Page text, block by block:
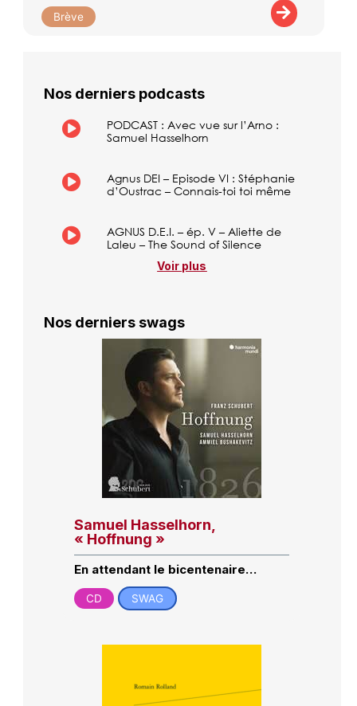
Brève
Nos derniers podcasts
PODCAST : Avec vue sur l’Arno :
Samuel Hasselhorn
Agnus DEI – Episode VI : Stéphanie
d’Oustrac – Connais-toi toi même
AGNUS D.E.I. – ép. V – Aliette de
Laleu – The Sound of Silence
Voir plus
Nos derniers swags
Samuel Hasselhorn,
« Hoffnung »
En attendant le bicentenaire…
CD SWAG